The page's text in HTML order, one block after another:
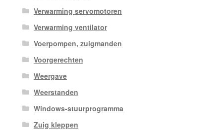
Verwarming servomotoren
Verwarming ventilator
Voerpompen, zuigmanden
Voorgerechten
Weergave
Weerstanden
Windows-stuurprogramma
Zuig kleppen